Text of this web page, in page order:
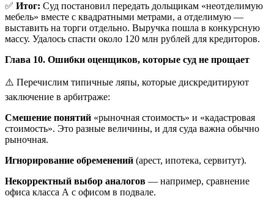
✅ Итог: Суд постановил передать дольщикам «неотделимую
мебель» вместе с квадратными метрами, а отделимую —
выставить на торги отдельно. Выручка пошла в конкурсную
массу. Удалось спасти около 120 млн рублей для кредиторов.
Глава 10. Ошибки оценщиков, которые суд не прощает
⚠️ Перечислим типичные ляпы, которые дискредитируют
заключение в арбитраже:
Смешение понятий «рыночная стоимость» и «кадастровая
стоимость». Это разные величины, и для суда важна обычно
рыночная.
Игнорирование обременений (арест, ипотека, сервитут).
Некорректный выбор аналогов — например, сравнение
офиса класса А с офисом в подвале.